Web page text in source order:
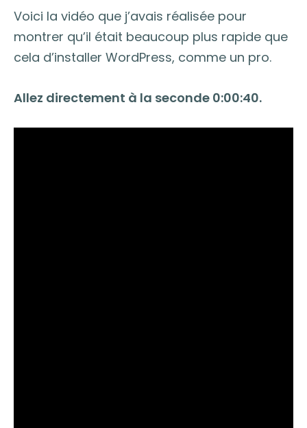
Voici la vidéo que j’avais réalisée pour
montrer qu’il était beaucoup plus rapide que
cela d’installer WordPress, comme un pro.
Allez directement à la seconde 0:00:40.